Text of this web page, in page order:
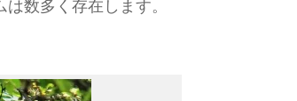
数多く存在します。